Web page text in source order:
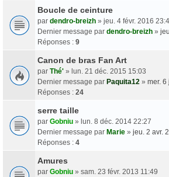
Boucle de ceinture
par dendro-breizh » jeu. 4 févr. 2016
Dernier message par dendro-breizh »
Réponses : 9
Canon de bras Fan Art
par Thé' » lun. 21 déc. 2015 15:03
Dernier message par Paquita12 » mer. 6
Réponses : 24
serre taille
par Gobniu » lun. 8 déc. 2014 22:27
Dernier message par Marie » jeu. 2 avr.
Réponses : 4
Amures
par Gobniu » sam. 23 févr. 2013 11:49